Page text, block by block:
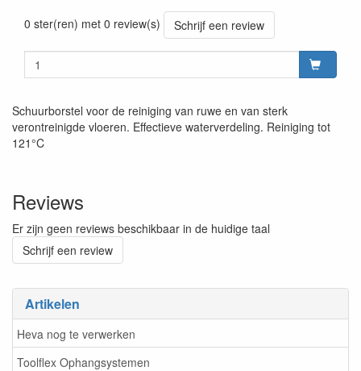
Artikelen
Heva nog te verwerken
Toolflex Ophangsystemen
0 ster(ren) met 0 review(s)
Schrijf een review
Schuurborstel voor de reiniging van ruwe en van sterk
verontreinigde vloeren. Effectieve waterverdeling. Reiniging tot
121°C
Reviews
Er zijn geen reviews beschikbaar in de huidige taal
Schrijf een review